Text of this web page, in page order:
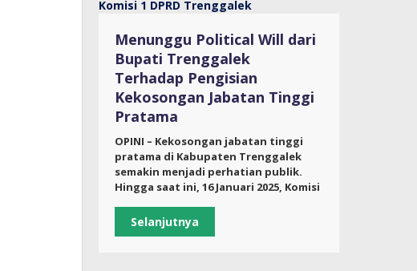
Menunggu Political Will dari
Bupati Trenggalek
Terhadap Pengisian
Kekosongan Jabatan Tinggi
Pratama
OPINI – Kekosongan jabatan tinggi
pratama di Kabupaten Trenggalek
semakin menjadi perhatian publik.
Hingga saat ini, 16 Januari 2025, Komisi
Selanjutnya